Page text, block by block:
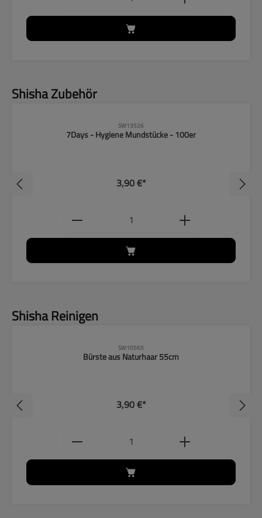
Produktgalerie überspringen
Shisha Zubehör
SW13526
7Days - Hygiene Mundstücke - 100er
3,90 €*
Produkt Anzahl: Gib den
Produktgalerie überspringen
Shisha Reinigen
Wert ein oder benutze die Schaltflächen,
SW10565
Bürste aus Naturhaar 55cm
3,90 €*
Produkt Anzahl: Gib den